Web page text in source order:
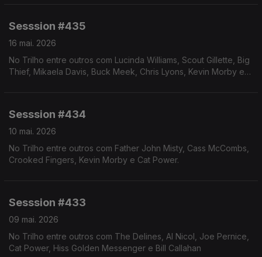
Sesssion #435
16 mai. 2026
No Trilho entre outros com Lucinda Williams, Scout Gillette, Big
Thief, Mikaela Davis, Buck Meek, Chris Lyons, Kevin Morby e
Sesssion #434
10 mai. 2026
No Trilho entre outros com Father John Misty, Cass McCombs,
Crooked Fingers, Kevin Morby e Cat Power.
Sesssion #433
09 mai. 2026
No Trilho entre outros com The Delines, Al Nicol, Joe Pernice,
Cat Power, Hiss Golden Messenger e Bill Callahan